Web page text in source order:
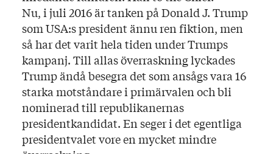
Nu, i juli 2016 är tanken på Donald J. Trump
som USA:s president ännu ren fiktion, men
så har det varit hela tiden under Trumps
kampanj. Till allas överraskning lyckades
Trump ändå besegra det som ansågs vara 16
starka motståndare i primärvalen och bli
nominerad till republikanernas
presidentkandidat. En seger i det egentliga
presidentvalet vore en mycket mindre